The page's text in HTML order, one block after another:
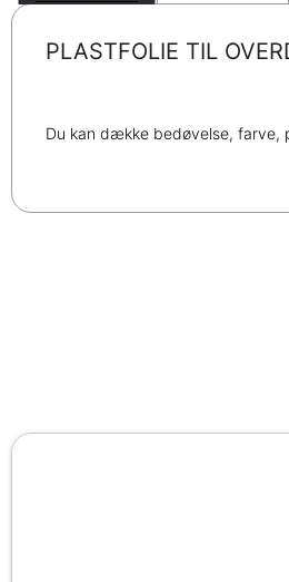
PLASTFOLIE TIL
Du kan dække bedøvelse, farve,